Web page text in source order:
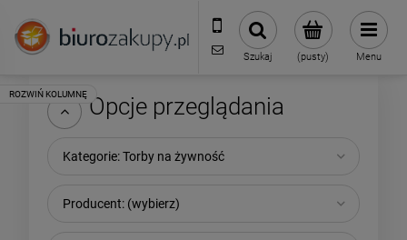
32 70 50 250
sklep@biurozakupy.pl
(pusty)
Szukaj Menu
Opcje przeglądania
Kategorie: Torby na żywność
Producent: (wybierz)